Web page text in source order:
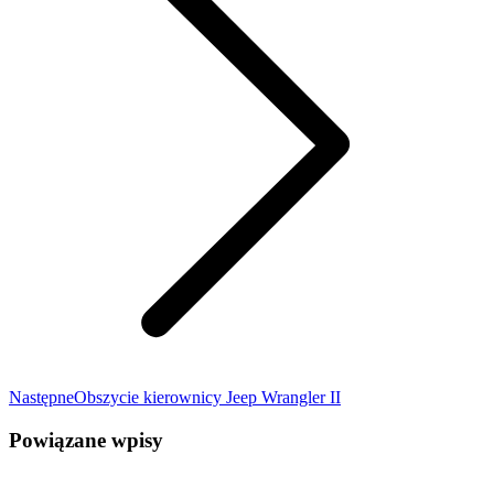
NastępneNastępny
Obszycie kierownicy Jeep Wrangler II
Powiązane wpisy